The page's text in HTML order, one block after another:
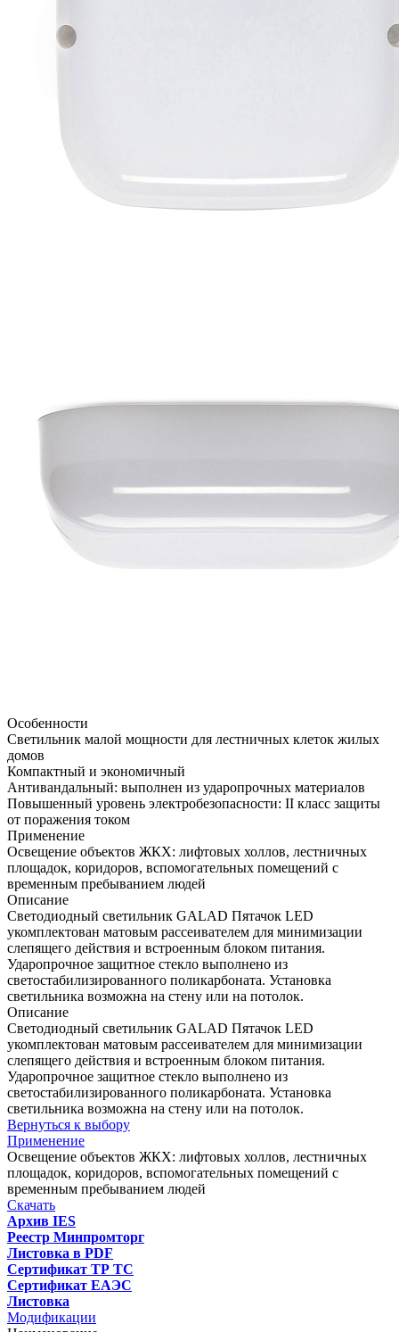
Особенности
Светильник малой мощности для лестничных клеток жилых
домов
Компактный и экономичный
Антивандальный: выполнен из ударопрочных материалов
Повышенный уровень электробезопасности: II класс защиты
от поражения током
Применение
Освещение объектов ЖКХ: лифтовых холлов, лестничных
площадок, коридоров, вспомогательных помещений с
временным пребыванием людей
Описание
Светодиодный светильник GALAD Пятачок LED
укомплектован матовым рассеивателем для минимизации
слепящего действия и встроенным блоком питания.
Ударопрочное защитное стекло выполнено из
светостабилизированного поликарбоната. Установка
светильника возможна на стену или на потолок.
Описание
Светодиодный светильник GALAD Пятачок LED
укомплектован матовым рассеивателем для минимизации
слепящего действия и встроенным блоком питания.
Ударопрочное защитное стекло выполнено из
светостабилизированного поликарбоната. Установка
светильника возможна на стену или на потолок.
Вернуться к выбору
Применение
Освещение объектов ЖКХ: лифтовых холлов, лестничных
площадок, коридоров, вспомогательных помещений с
временным пребыванием людей
Скачать
Архив IES
Реестр Минпромторг
Листовка в PDF
Сертификат ТР ТС
Сертификат ЕАЭС
Листовка
Модификации